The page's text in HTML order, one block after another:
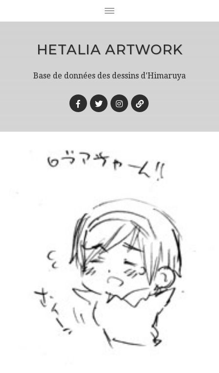
HETALIA ARTWORK
Base de données des dessins d'Himaruya